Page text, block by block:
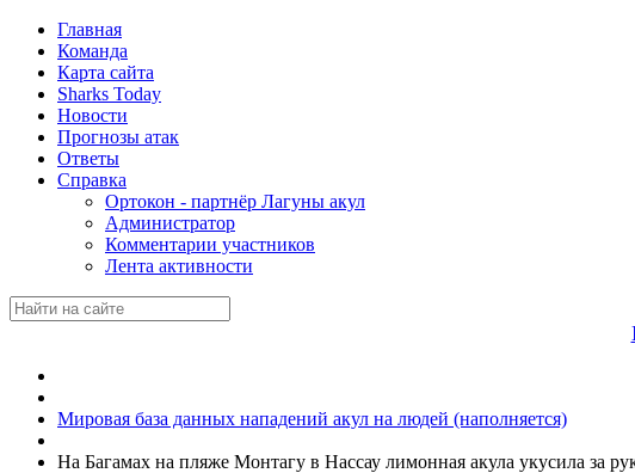
Главная
Команда
Карта сайта
Sharks Today
Новости
Прогнозы атак
Ответы
Справка
Ортокон - партнёр Лагуны акул
Администратор
Комментарии участников
Лента активности
Мировая база данных нападений акул на людей (наполняется)
На Багамах на пляже Монтагу в Нассау лимонная акула укусила за